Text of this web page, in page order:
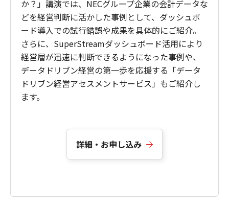
か？」講演では、NECグループ企業の会計データな
どを経営判断に活かした事例として、ダッシュボ
ード導入での試行錯誤や成果を具体的にご紹介。
さらに、SuperStreamダッシュボード活用により
経営層が迅速に判断できるようになった事例や、
データドリブン経営の第一歩を応援する「データ
ドリブン経営アセスメントサービス」もご紹介し
ます。
詳細・お申し込み